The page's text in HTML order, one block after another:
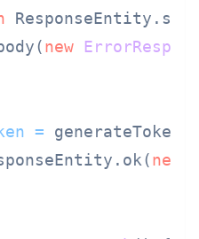
new
=
new